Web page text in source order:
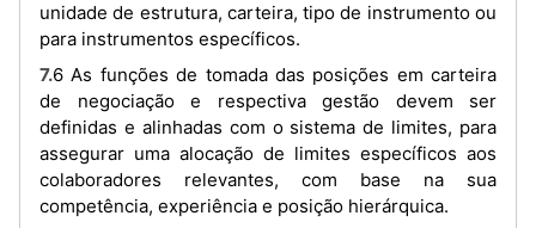
unidade de estrutura, carteira, tipo de instrumento ou
para instrumentos específicos.
7.6 As funções de tomada das posições em carteira
de negociação e respectiva gestão devem ser
definidas e alinhadas com o sistema de limites, para
assegurar uma alocação de limites específicos aos
colaboradores relevantes, com base na sua
competência, experiência e posição hierárquica.